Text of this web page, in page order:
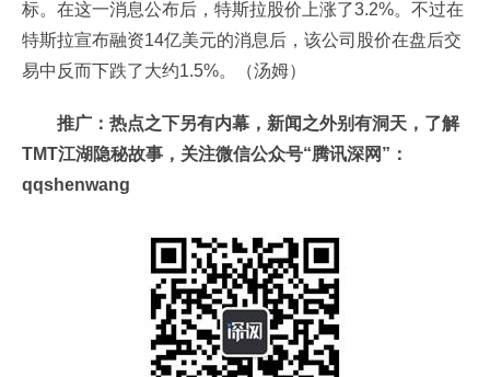
标。在这一消息公布后，特斯拉股价上涨了3.2%。不过在
特斯拉宣布融资14亿美元的消息后，该公司股价在盘后交
易中反而下跌了大约1.5%。（汤姆）
推广：热点之下另有内幕，新闻之外别有洞天，了解
TMT江湖隐秘故事，关注微信公众号“腾讯深网”：
qqshenwang